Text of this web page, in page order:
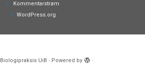
Kommentarstrøm
WordPress.org
Biologipraksis UiB · Powered by ·